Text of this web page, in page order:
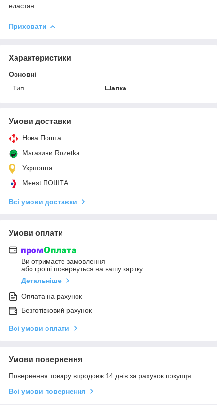
еластан
Приховати
Характеристики
Основні
Тип
Шапка
Умови доставки
Нова Пошта
Магазини Rozetka
Укрпошта
Meest ПОШТА
Всі умови доставки
Умови оплати
Ви отримаєте замовлення
або гроші повернуться на вашу картку
Детальніше
Оплата на рахунок
Безготівковий рахунок
Всі умови оплати
Умови повернення
Повернення товару впродовж 14 днів за рахунок покупця
Всі умови повернення